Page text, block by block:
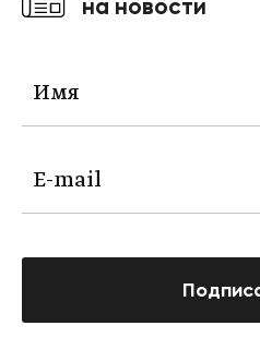
на новости